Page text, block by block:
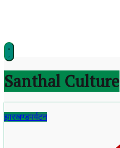
झारखण्ड
Santhal Culture
झारखण्डपर्यटन